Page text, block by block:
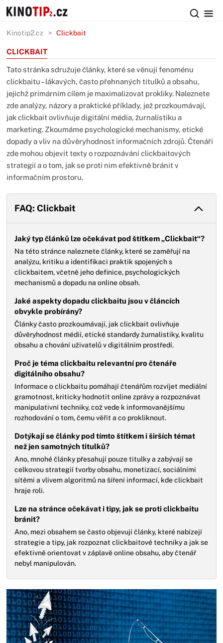
Kinotip2.cz Clickbait
CLICKBAIT
Tato stránka sdružuje články, které se věnují fenoménu
clickbaitu – lákavých, často přehnaných titulků a obsahu,
jejichž primárním cílem je maximalizovat prokliky. Naleznete
zde analýzy, názory a praktické příklady, jež prozkoumávají,
jak clickbait ovlivňuje digitální média, žurnalistiku a
marketing. Zkoumáme psychologické mechanismy, etické
dopady a vliv na důvěryhodnost informačních zdrojů. Čtenáři
zde mohou objevit texty o rozpoznávání clickbaitových
strategií a o tom, jak se proti nim efektivně bránit v
informačním prostoru.
FAQ: Clickbait
Jaký typ článků lze očekávat pod štítkem „Clickbait“?
Na této stránce naleznete články, které se zaměřují na
analýzu, kritiku a identifikaci praktik spojených s
clickbaitem, včetně jeho definice, psychologických
mechanismů a dopadu na online obsah.
Jaké aspekty dopadu clickbaitu jsou v článcích
obvykle probírány?
Články často prozkoumávají, jak clickbait ovlivňuje
důvěryhodnost médií, etické standardy žurnalistiky, kvalitu
obsahu a chování uživatelů v digitálním prostředí.
Proč je téma clickbaitu relevantní pro čtenáře
digitálního obsahu?
Informace o clickbaitu pomáhají čtenářům rozvíjet mediální
gramotnost, kriticky hodnotit online zprávy a rozpoznávat
manipulativní techniky, což vede k informovanějšímu
rozhodování o tom, čemu věřit a co prokliknout.
Dotýkají se články pod tímto štítkem i širších témat
než jen samotných titulků?
Ano, mnohé články přesahují pouze titulky a zabývají se
celkovou strategií tvorby obsahu, monetizací, sociálními
sítěmi a vlivem algoritmů na šíření informací, kde clickbait
hraje roli.
Lze na stránce očekávat i tipy, jak se proti clickbaitu
bránit?
Ano, mezi obsahem se často objevují články, které nabízejí
strategie a tipy, jak rozpoznat clickbaitové techniky a jak se
efektivně orientovat v záplavě online obsahu, aby čtenář
nebyl manipulován.